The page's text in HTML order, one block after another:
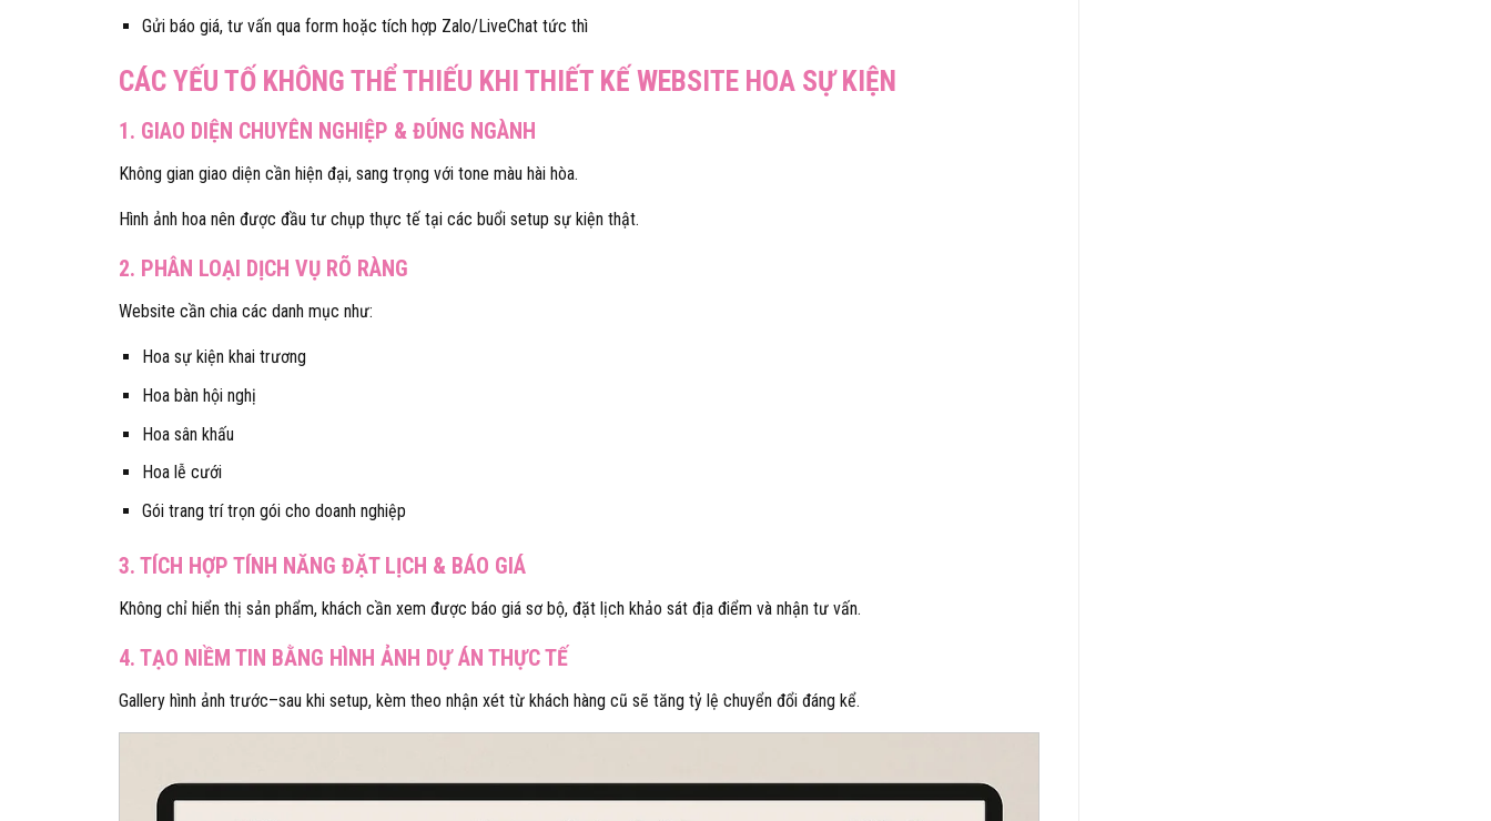
Gửi báo giá, tư vấn qua form hoặc tích hợp Zalo/LiveChat tức thì
CÁC YẾU TỐ KHÔNG THỂ THIẾU KHI THIẾT KẾ WEBSITE HOA SỰ KIỆN
1. GIAO DIỆN CHUYÊN NGHIỆP & ĐÚNG NGÀNH
Không gian giao diện cần hiện đại, sang trọng với tone màu hài hòa.
Hình ảnh hoa nên được đầu tư chụp thực tế tại các buổi setup sự kiện thật.
2. PHÂN LOẠI DỊCH VỤ RÕ RÀNG
Website cần chia các danh mục như:
Hoa sự kiện khai trương
Hoa bàn hội nghị
Hoa sân khấu
Hoa lễ cưới
Gói trang trí trọn gói cho doanh nghiệp
3. TÍCH HỢP TÍNH NĂNG ĐẶT LỊCH & BÁO GIÁ
Không chỉ hiển thị sản phẩm, khách cần xem được báo giá sơ bộ, đặt lịch khảo sát địa điểm và nhận tư vấn.
4. TẠO NIỀM TIN BẰNG HÌNH ẢNH DỰ ÁN THỰC TẾ
Gallery hình ảnh trước–sau khi setup, kèm theo nhận xét từ khách hàng cũ sẽ tăng tỷ lệ chuyển đổi đáng kể.